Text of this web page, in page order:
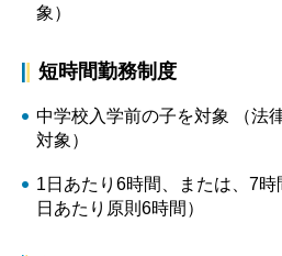
象）
短時間勤務制度
中学校入学前の子を対象 （法
対象）
1日あたり6時間、または、7
日あたり原則6時間）